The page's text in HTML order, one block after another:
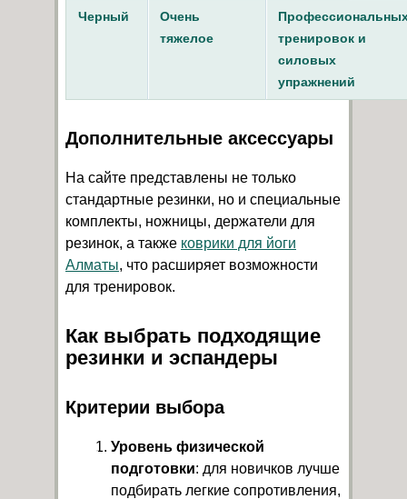
Черный
Очень
тяжелое
тренировок и
силовых
упражнений
Дополнительные аксессуары
На сайте представлены не только
стандартные резинки, но и специальные
комплекты, ножницы, держатели для
резинок, а также коврики для йоги
Алматы, что расширяет возможности
для тренировок.
Как выбрать подходящие
резинки и эспандеры
Критерии выбора
Уровень физической
подготовки: для новичков лучше
подбирать легкие сопротивления,